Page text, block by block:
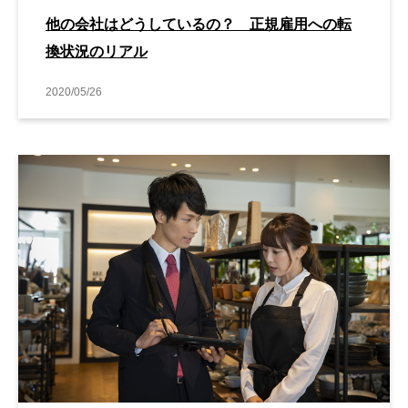
他の会社はどうしているの？ 正規雇用への転
換状況のリアル
2020/05/26